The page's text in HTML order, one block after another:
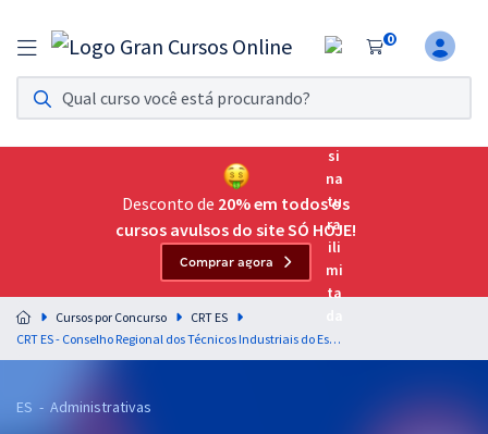
0
Assinatura Ilimitada 11
Acesso a todos os cursos. Teste grátis por 7 dias!
Assinatura OAB Até Passar
Acesso ilimitado a toda preparação para o Exame da
Residências Multiprofissionais
Preparação completa e intensiva para as principais
residências em saúde do Brasil
Desconto de 20% em todos os
cursos avulsos do site SÓ HOJE!
Comprar agora
Cursos por Concurso
CRT ES
CRT ES - Conselho Regional dos Técnicos Industriais do Espírito Santo - Conhecimentos Específicos para o Cargo: Técnico de Serviços Operacionais
ES - Administrativas